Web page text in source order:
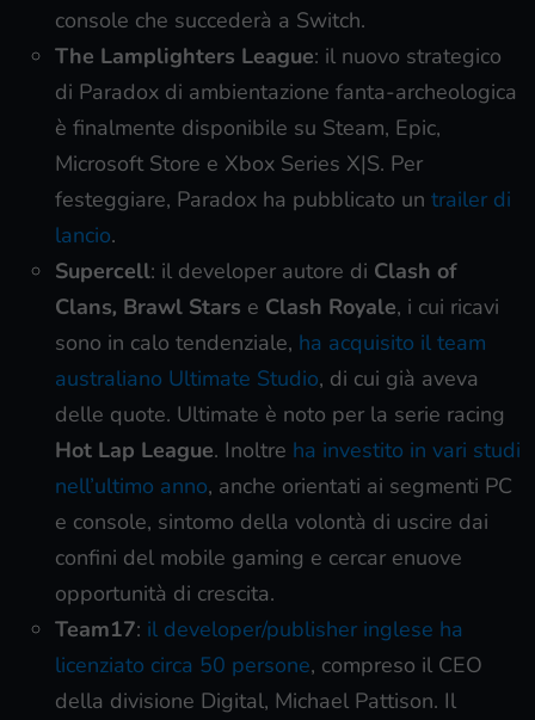
console che succederà a Switch.
The Lamplighters League: il nuovo strategico
di Paradox di ambientazione fanta-archeologica
è finalmente disponibile su Steam, Epic,
Microsoft Store e Xbox Series X|S. Per
festeggiare, Paradox ha pubblicato un trailer di
lancio.
Supercell: il developer autore di Clash of
Clans, Brawl Stars e Clash Royale, i cui ricavi
sono in calo tendenziale, ha acquisito il team
australiano Ultimate Studio, di cui già aveva
delle quote. Ultimate è noto per la serie racing
Hot Lap League. Inoltre ha investito in vari studi
nell’ultimo anno, anche orientati ai segmenti PC
e console, sintomo della volontà di uscire dai
confini del mobile gaming e cercar enuove
opportunità di crescita.
Team17: il developer/publisher inglese ha
licenziato circa 50 persone, compreso il CEO
della divisione Digital, Michael Pattison. Il